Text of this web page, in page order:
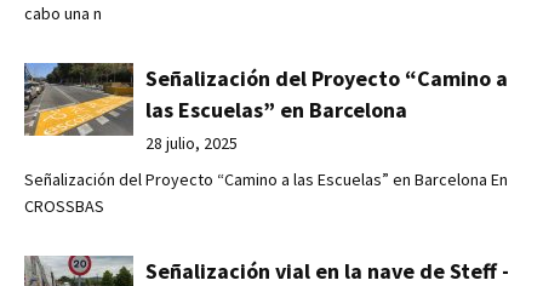
cabo una n
Señalización del Proyecto “Camino a
las Escuelas” en Barcelona
28 julio, 2025
Señalización del Proyecto “Camino a las Escuelas” en Barcelona En
CROSSBAS
Señalización vial en la nave de Steff -